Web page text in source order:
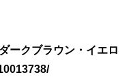
ークブラウン・イエロ